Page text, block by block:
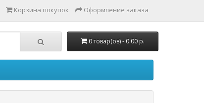
Корзина покупок Оформление заказа
0 товар(ов) - 0.00 р.